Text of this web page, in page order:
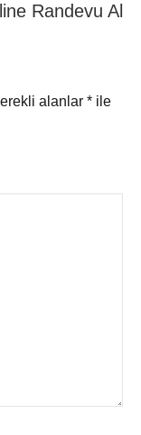
Randevu Al
alanlar * ile